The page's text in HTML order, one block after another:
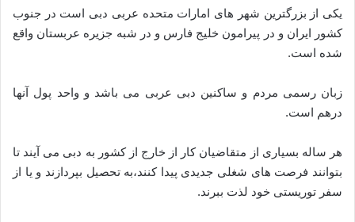
یکی از بزرگترین شهر های امارات متحده عربی دبی است در جنوب
کشور ایران و در پیرامون خلیج فارس و در شبه جزیره عربستان واقع
شده است.
زبان رسمی مردم و ساکنین دبی عربی می باشد و واحد پول آنها
درهم است.
هر ساله بسیاری از متقاضیان کار از خارج از کشور به دبی می آیند تا
بتوانند فرصت های شغلی جدیدی پیدا کنند،به تحصیل بپردازند و یا از
سفر توریستی خود لذت ببرند.